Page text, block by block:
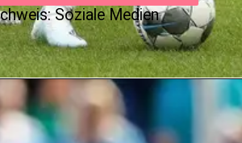
Soziale Medien